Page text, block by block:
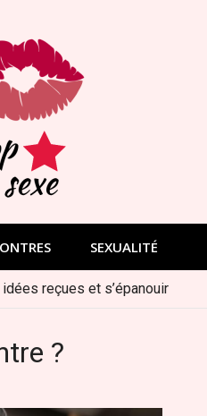
plaisirs du sexe
SEXUALITÉ
reçues et s’épanouir
?